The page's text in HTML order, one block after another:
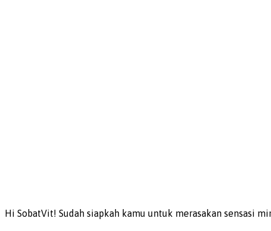
Hi SobatVit! Sudah siapkah kamu untuk merasakan sensasi